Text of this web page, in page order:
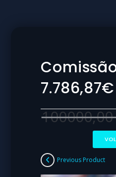
7.786,87€
Previous Product